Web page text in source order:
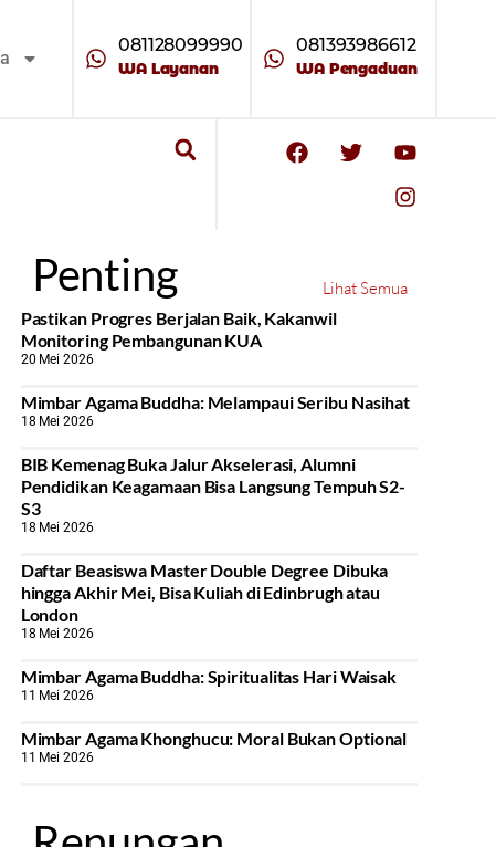
081128099990
WA Layanan
081393986612
WA Pengaduan
Penting
Lihat Semua
Pastikan Progres Berjalan Baik, Kakanwil
Monitoring Pembangunan KUA
20 Mei 2026
Mimbar Agama Buddha: Melampaui Seribu Nasihat
18 Mei 2026
BIB Kemenag Buka Jalur Akselerasi, Alumni
Pendidikan Keagamaan Bisa Langsung Tempuh S2-
S3
18 Mei 2026
Daftar Beasiswa Master Double Degree Dibuka
hingga Akhir Mei, Bisa Kuliah di Edinbrugh atau
London
18 Mei 2026
Mimbar Agama Buddha: Spiritualitas Hari Waisak
11 Mei 2026
Mimbar Agama Khonghucu: Moral Bukan Optional
11 Mei 2026